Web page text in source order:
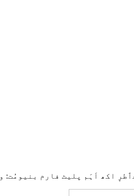
اکھ اَہَم پلیٹ فارم بنیومُت: